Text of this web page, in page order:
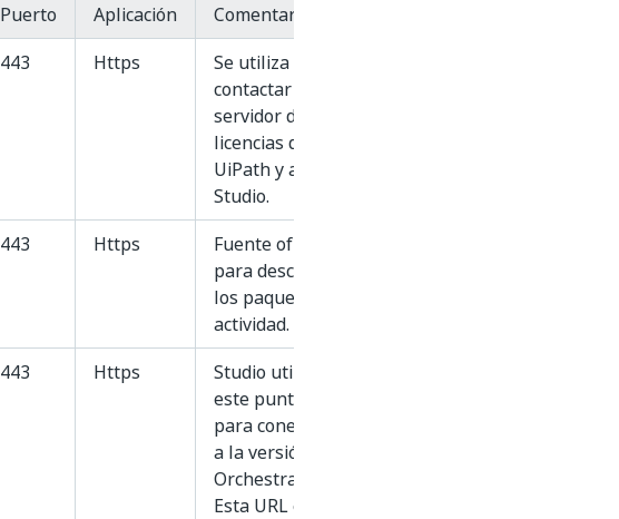
Puerto Aplicación Comentarios
443 Https
Se utiliza para
contactar con el
servidor de
licencias de
UiPath y activar
Studio.
443 Https
Fuente oficial
para descargar
los paquetes de
actividad.
443 Https
Studio utiliza
este punto final
para conectarse
a la versión de
Orchestrator.
Esta URL estará